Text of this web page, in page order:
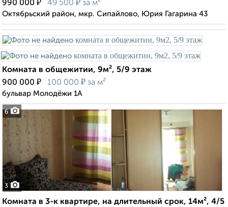
990 000 ₽ 49 500 ₽ за м²
Октябрьский район, мкр. Сипайлово, Юрия Гагарина 43
6
Комната в общежитии, 9м², 5/9 этаж
900 000 ₽ 100 000 ₽ за м²
бульвар Молодёжи 1А
3
Комната в 3-к квартире, на длительный срок, 14м², 4/5